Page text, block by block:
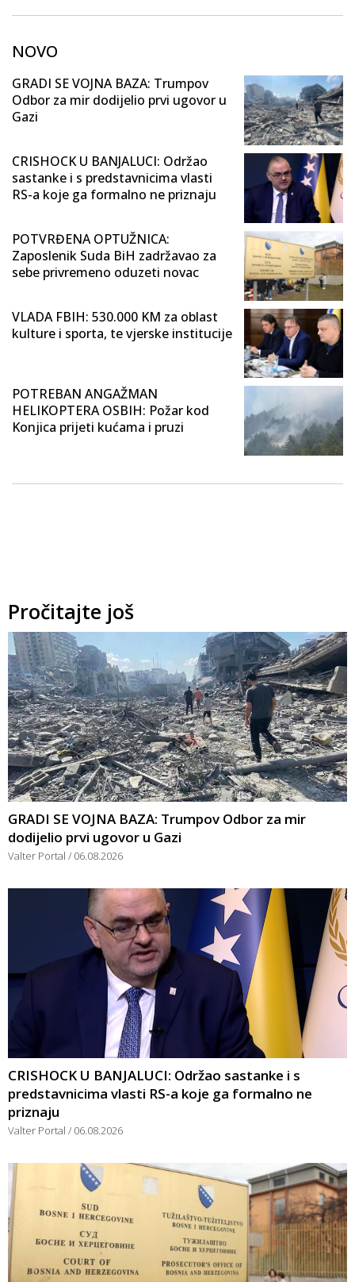
NOVO
GRADI SE VOJNA BAZA: Trumpov
Odbor za mir dodijelio prvi ugovor u
Gazi
CRISHOCK U BANJALUCI: Održao
sastanke i s predstavnicima vlasti
RS-a koje ga formalno ne priznaju
POTVRĐENA OPTUŽNICA:
Zaposlenik Suda BiH zadržavao za
sebe privremeno oduzeti novac
VLADA FBIH: 530.000 KM za oblast
kulture i sporta, te vjerske institucije
POTREBAN ANGAŽMAN
HELIKOPTERA OSBIH: Požar kod
Konjica prijeti kućama i pruzi
Pročitajte još
GRADI SE VOJNA BAZA: Trumpov Odbor za mir
dodijelio prvi ugovor u Gazi
Valter Portal 06.08.2026
CRISHOCK U BANJALUCI: Održao sastanke i s
predstavnicima vlasti RS-a koje ga formalno ne
priznaju
Valter Portal 06.08.2026